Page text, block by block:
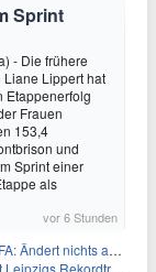
Sprint
- Die frühere
Lippert hat
Etappenerfolg
Frauen
153,4
und
Sprint einer
als
vor 6 Stunden
nichts an Boykott
Rekordtransfer